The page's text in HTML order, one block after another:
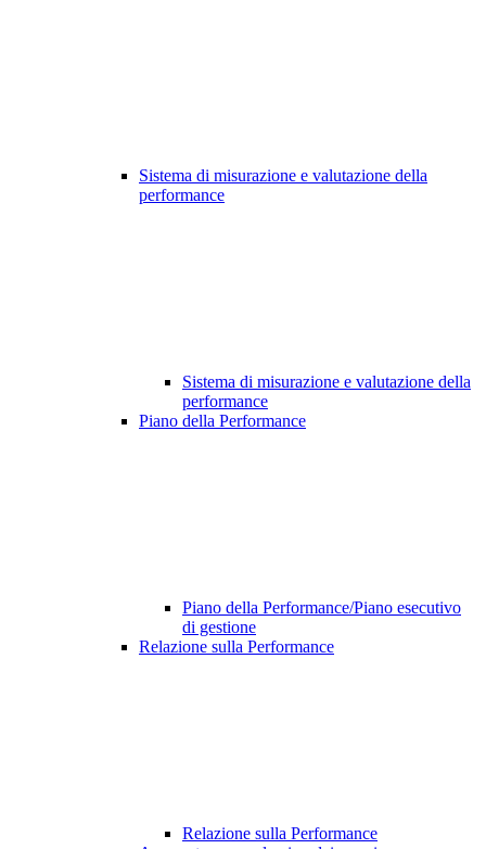
Sistema di misurazione e valutazione della
performance
Sistema di misurazione e valutazione della
performance
Piano della Performance
Piano della Performance/Piano esecutivo
di gestione
Relazione sulla Performance
Relazione sulla Performance